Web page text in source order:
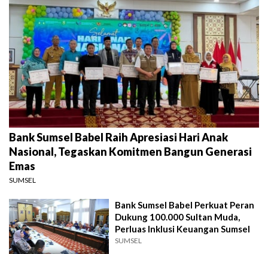
Bank Sumsel Babel Raih Apresiasi Hari Anak
Nasional, Tegaskan Komitmen Bangun Generasi
Emas
SUMSEL
Bank Sumsel Babel Perkuat Peran
Dukung 100.000 Sultan Muda,
Perluas Inklusi Keuangan Sumsel
SUMSEL